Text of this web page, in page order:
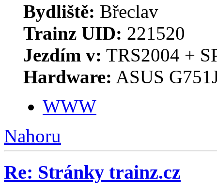
Bydliště: Břeclav
Trainz UID: 221520
Jezdím v: TRS2004 +
Hardware: ASUS
WWW
Nahoru
Re: Stránky trainz.cz